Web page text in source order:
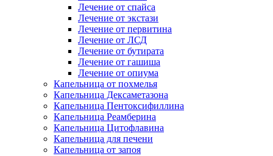
Лечение от спайса
Лечение от экстази
Лечение от первитина
Лечение от ЛСД
Лечение от бутирата
Лечение от гашиша
Лечение от опиума
Капельница от похмелья
Капельница Дексаметазона
Капельница Пентоксифиллина
Капельница Реамберина
Капельница Цитофлавина
Капельница для печени
Капельница от запоя